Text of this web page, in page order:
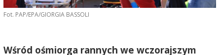
Fot. PAP/EPA/GIORGIA BASSOLI
Wśród ośmiorga rannych we wczorajszym